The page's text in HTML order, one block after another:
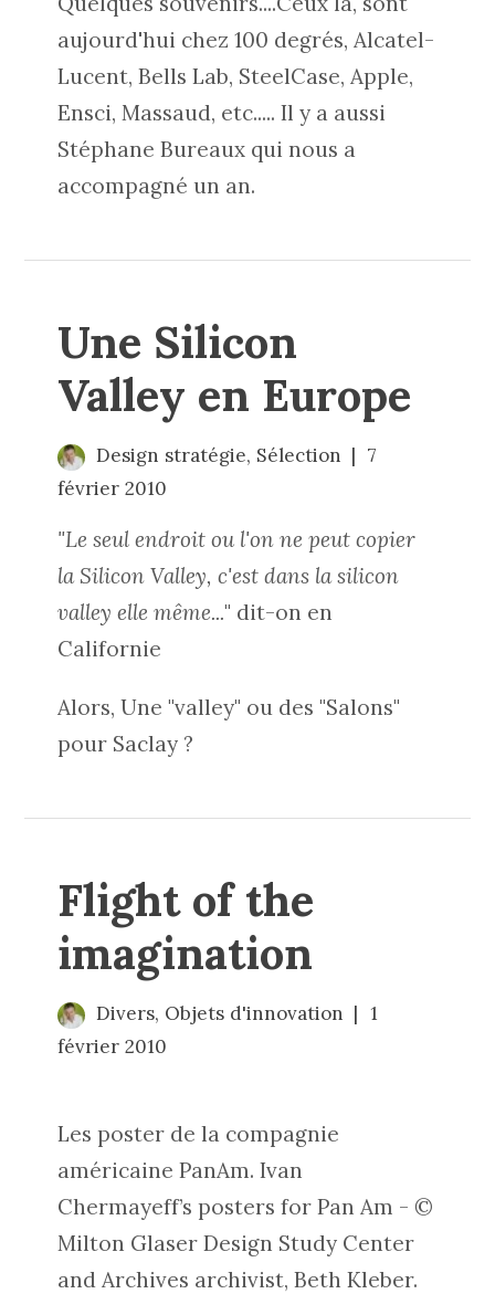
aujourd'hui chez 100 degrés, Alcatel-
Lucent, Bells Lab, SteelCase, Apple,
Ensci, Massaud, etc..... Il y a aussi
Stéphane Bureaux qui nous a
accompagné un an.
Une Silicon
Valley en Europe
Design stratégie, Sélection
7
février 2010
"Le seul endroit ou l'on ne peut copier
la Silicon Valley, c'est dans la silicon
valley elle même..." dit-on en
Californie
Alors, Une "valley" ou des "Salons"
pour Saclay ?
Flight of the
imagination
Divers, Objets d'innovation
1
février 2010
Les poster de la compagnie
américaine PanAm. Ivan
Chermayeff’s posters for Pan Am - ©
Milton Glaser Design Study Center
and Archives archivist, Beth Kleber.